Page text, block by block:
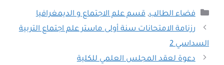
التصنيفات
فضاء الطالب,قسم علم الاجتماع و الديمغرافيا
رزنامة الامتحانات سنة أولى ماستر علم اجتماع التربية
السداسي 2
دعوة لعقد المجلس العلمي للكلية